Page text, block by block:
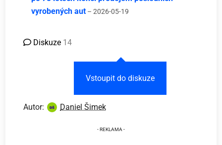
vyrobených aut – 2026-05-19
Diskuze 14
Vstoupit do diskuze
Autor: Daniel Šimek